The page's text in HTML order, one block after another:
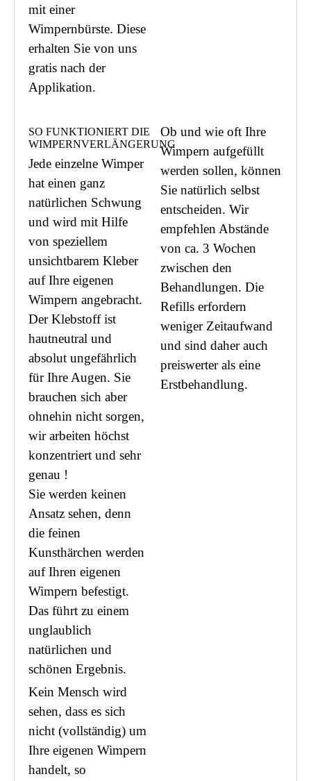
mit einer
Wimpernbürste. Diese
erhalten Sie von uns
gratis nach der
Applikation.
SO FUNKTIONIERT DIE
WIMPERNVERLÄNGERUNG
Jede einzelne Wimper
hat einen ganz
natürlichen Schwung
und wird mit Hilfe
von speziellem
unsichtbarem Kleber
auf Ihre eigenen
Wimpern angebracht.
Der Klebstoff ist
hautneutral und
absolut ungefährlich
für Ihre Augen. Sie
brauchen sich aber
ohnehin nicht sorgen,
wir arbeiten höchst
konzentriert und sehr
genau !
Sie werden keinen
Ansatz sehen, denn
die feinen
Kunsthärchen werden
auf Ihren eigenen
Wimpern befestigt.
Das führt zu einem
unglaublich
natürlichen und
schönen Ergebnis.
Kein Mensch wird
sehen, dass es sich
nicht (vollständig) um
Ihre eigenen Wimpern
handelt, so
Ob und wie oft Ihre
Wimpern aufgefüllt
werden sollen, können
Sie natürlich selbst
entscheiden. Wir
empfehlen Abstände
von ca. 3 Wochen
zwischen den
Behandlungen. Die
Refills erfordern
weniger Zeitaufwand
und sind daher auch
preiswerter als eine
Erstbehandlung.